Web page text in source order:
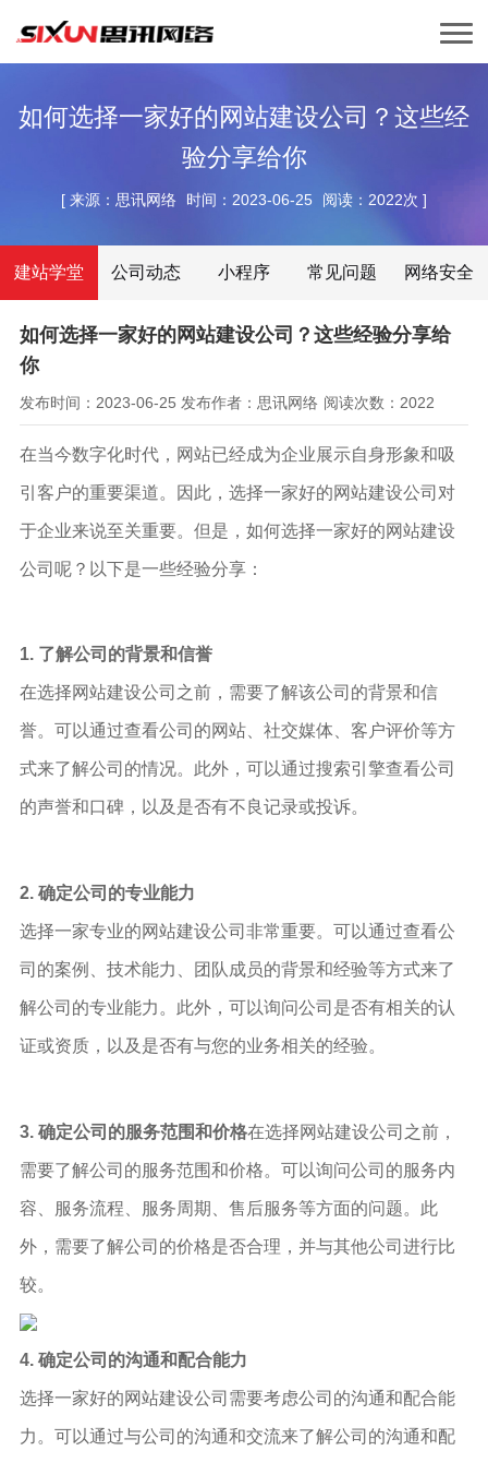
如何选择一家好的网站建设公司？这些经
验分享给你
[ 来源：思讯网络 时间：2023-06-25 阅读：2022次 ]
建站学堂 公司动态 小程序 常见问题 网络安全
如何选择一家好的网站建设公司？这些经验分享给
你
发布时间：2023-06-25 发布作者：思讯网络 阅读次数：2022
在当今数字化时代，网站已经成为企业展示自身形象和吸
引客户的重要渠道。因此，选择一家好的网站建设公司对
于企业来说至关重要。但是，如何选择一家好的网站建设
公司呢？以下是一些经验分享：
1. 了解公司的背景和信誉
在选择网站建设公司之前，需要了解该公司的背景和信
誉。可以通过查看公司的网站、社交媒体、客户评价等方
式来了解公司的情况。此外，可以通过搜索引擎查看公司
的声誉和口碑，以及是否有不良记录或投诉。
2. 确定公司的专业能力
选择一家专业的网站建设公司非常重要。可以通过查看公
司的案例、技术能力、团队成员的背景和经验等方式来了
解公司的专业能力。此外，可以询问公司是否有相关的认
证或资质，以及是否有与您的业务相关的经验。
3. 确定公司的服务范围和价格在选择网站建设公司之前，
需要了解公司的服务范围和价格。可以询问公司的服务内
容、服务流程、服务周期、售后服务等方面的问题。此
外，需要了解公司的价格是否合理，并与其他公司进行比
较。
4. 确定公司的沟通和配合能力
选择一家好的网站建设公司需要考虑公司的沟通和配合能
力。可以通过与公司的沟通和交流来了解公司的沟通和配